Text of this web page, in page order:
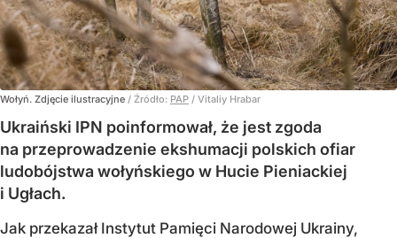
Wołyń. Zdjęcie ilustracyjne / Źródło: PAP / Vitaliy Hrabar
Ukraiński IPN poinformował, że jest zgoda
na przeprowadzenie ekshumacji polskich ofiar
ludobójstwa wołyńskiego w Hucie Pieniackiej
i Ugłach.
Jak przekazał Instytut Pamięci Narodowej Ukrainy,